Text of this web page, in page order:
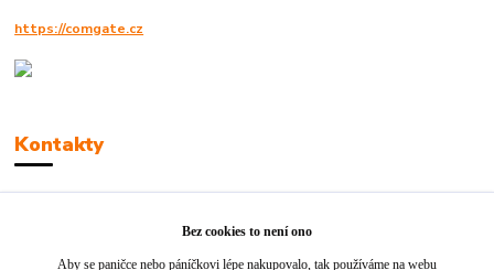
https://comgate.cz
Kontakty
Bez cookies to není ono
Aby se paničce nebo páníčkovi lépe nakupovalo, tak používáme na webu